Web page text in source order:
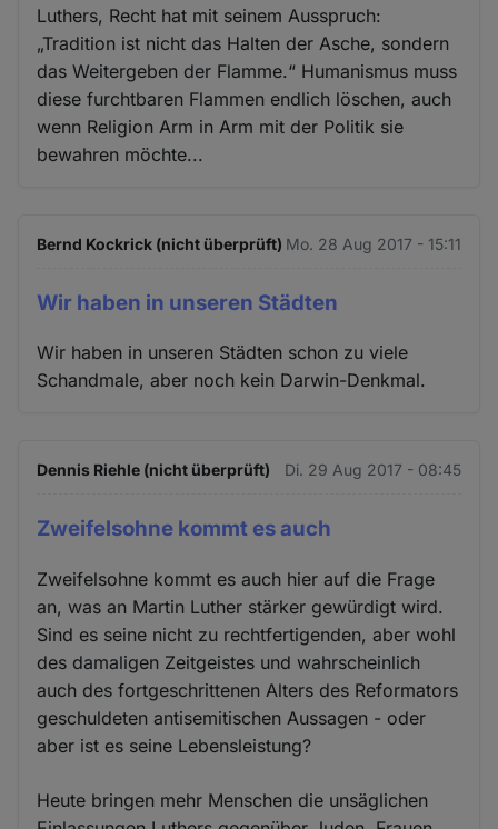
Luthers, Recht hat mit seinem Ausspruch:
„Tradition ist nicht das Halten der Asche, sondern
das Weitergeben der Flamme.“ Humanismus muss
diese furchtbaren Flammen endlich löschen, auch
wenn Religion Arm in Arm mit der Politik sie
bewahren möchte...
Bernd Kockrick (nicht überprüft) Mo. 28 Aug 2017 - 15:11
Wir haben in unseren Städten
Wir haben in unseren Städten schon zu viele
Schandmale, aber noch kein Darwin-Denkmal.
Dennis Riehle (nicht überprüft) Di. 29 Aug 2017 - 08:45
Zweifelsohne kommt es auch
Zweifelsohne kommt es auch hier auf die Frage
an, was an Martin Luther stärker gewürdigt wird.
Sind es seine nicht zu rechtfertigenden, aber wohl
des damaligen Zeitgeistes und wahrscheinlich
auch des fortgeschrittenen Alters des Reformators
geschuldeten antisemitischen Aussagen - oder
aber ist es seine Lebensleistung?
Heute bringen mehr Menschen die unsäglichen